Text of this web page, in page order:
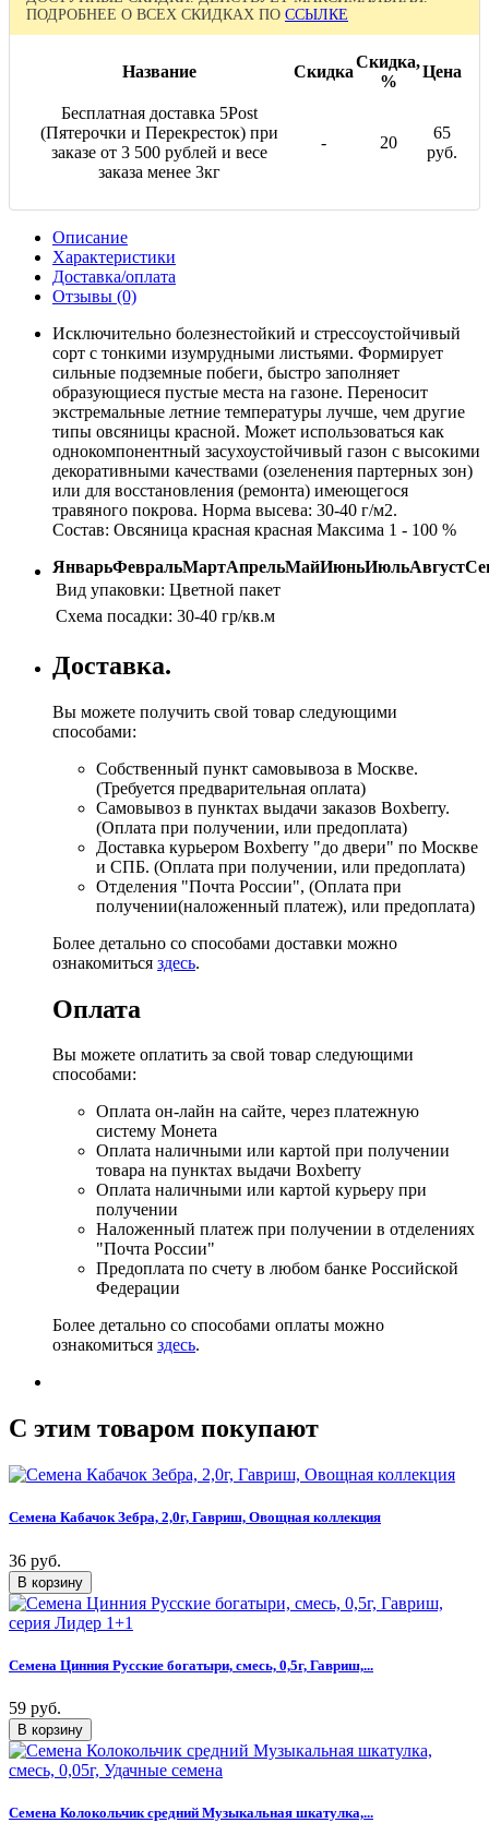
ПОДРОБНЕЕ О ВСЕХ СКИДКАХ ПО ССЫЛКЕ
Название Скидка
Скидка,
%
Цена
Бесплатная доставка 5Post
(Пятерочки и Перекресток) при
заказе от 3 500 рублей и весе
заказа менее 3кг
- 20
65
руб.
Описание
Характеристики
Доставка/оплата
Отзывы (0)
Исключительно болезнестойкий и стрессоустойчивый
сорт с тонкими изумрудными листьями. Формирует
сильные подземные побеги, быстро заполняет
образующиеся пустые места на газоне. Переносит
экстремальные летние температуры лучше, чем другие
типы овсяницы красной. Может использоваться как
однокомпонентный засухоустойчивый газон с высокими
декоративными качествами (озеленения партерных зон)
или для восстановления (ремонта) имеющегося
травяного покрова. Норма высева: 30-40 г/м2.
Состав: Овсяница красная красная Максима 1 - 100 %
ЯнварьФевральМартАпрельМайИюньИюльАвгуст
Вид упаковки: Цветной пакет
Схема посадки: 30-40 гр/кв.м
Доставка.
Вы можете получить свой товар следующими
способами:
Собственный пункт самовывоза в Москве.
(Требуется предварительная оплата)
Самовывоз в пунктах выдачи заказов Boxberry.
(Оплата при получении, или предоплата)
Доставка курьером Boxberry "до двери" по Москве
и СПБ. (Оплата при получении, или предоплата)
Отделения "Почта России", (Оплата при
получении(наложенный платеж), или предоплата)
Более детально со способами доставки можно
ознакомиться здесь.
Оплата
Вы можете оплатить за свой товар следующими
способами:
Оплата он-лайн на сайте, через платежную
систему Монета
Оплата наличными или картой при получении
товара на пунктах выдачи Boxberry
Оплата наличными или картой курьеру при
получении
Наложенный платеж при получении в отделениях
"Почта России"
Предоплата по счету в любом банке Российской
Федерации
Более детально со способами оплаты можно
ознакомиться здесь.
C этим товаром покупают
Семена Кабачок Зебра, 2,0г, Гавриш, Овощная коллекция
36 руб.
Семена Цинния Русские богатыри, смесь, 0,5г, Гавриш,...
59 руб.
Семена Колокольчик средний Музыкальная шкатулка,...